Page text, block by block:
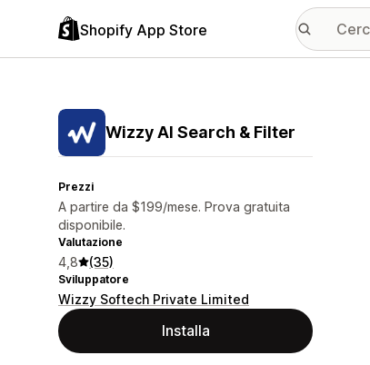
Shopify App Store
Wizzy AI Search & Filter
Prezzi
A partire da $199/mese. Prova gratuita
disponibile.
Valutazione
4,8 (35)
Sviluppatore
Wizzy Softech Private Limited
Installa